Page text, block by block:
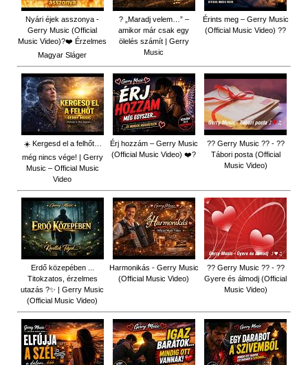
Nyári éjek asszonya -
Gerry Music (Official
Music Video)?❤️ Érzelmes
Magyar Sláger
? „Maradj velem…” –
amikor már csak egy
ölelés számít | Gerry
Music
Érints meg – Gerry Music
(Official Music Video) ??
☀️ Kergesd el a felhőt…
még nincs vége! | Gerry
Music – Official Music
Video
Érj hozzám – Gerry Music
(Official Music Video) ❤️?
?? Gerry Music ?? - ??
Tábori posta (Official
Music Video)
Erdő közepében ...
Titokzatos, érzelmes
utazás ?✨ | Gerry Music
(Official Music Video)
Harmonikás - Gerry Music
(Official Music Video)
?? Gerry Music ?? - ??
Gyere és álmodj (Official
Music Video)